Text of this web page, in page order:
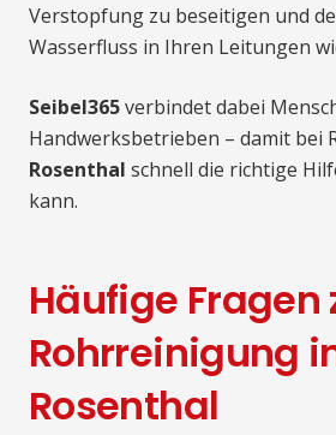
Verstopfung zu beseitigen und
Wasserfluss in Ihren Leitungen
Seibel365verbindet dabei
Handwerksbetrieben – damit bei
Rosenthal schnell die richtige
kann.
Häufige Fragen
Rohrreinigung
Rosenthal